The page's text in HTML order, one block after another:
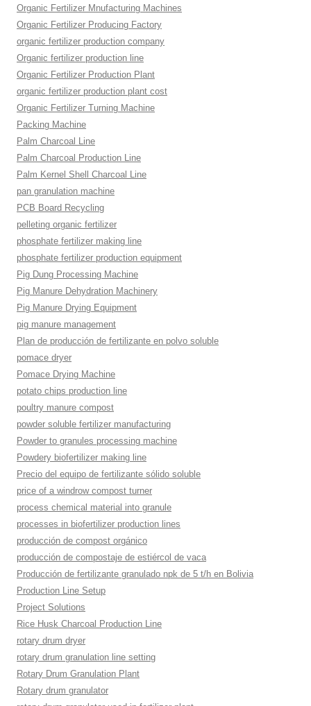
Organic Fertilizer Mnufacturing Machines
Organic Fertilizer Producing Factory
organic fertilizer production company
Organic fertilizer production line
Organic Fertilizer Production Plant
organic fertilizer production plant cost
Organic Fertilizer Turning Machine
Packing Machine
Palm Charcoal Line
Palm Charcoal Production Line
Palm Kernel Shell Charcoal Line
pan granulation machine
PCB Board Recycling
pelleting organic fertilizer
phosphate fertilizer making line
phosphate fertilizer production equipment
Pig Dung Processing Machine
Pig Manure Dehydration Machinery
Pig Manure Drying Equipment
pig manure management
Plan de producción de fertilizante en polvo soluble
pomace dryer
Pomace Drying Machine
potato chips production line
poultry manure compost
powder soluble fertilizer manufacturing
Powder to granules processing machine
Powdery biofertilizer making line
Precio del equipo de fertilizante sólido soluble
price of a windrow compost turner
process chemical material into granule
processes in biofertilizer production lines
producción de compost orgánico
producción de compostaje de estiércol de vaca
Producción de fertilizante granulado npk de 5 t/h en Bolivia
Production Line Setup
Project Solutions
Rice Husk Charcoal Production Line
rotary drum dryer
rotary drum granulation line setting
Rotary Drum Granulation Plant
Rotary drum granulator